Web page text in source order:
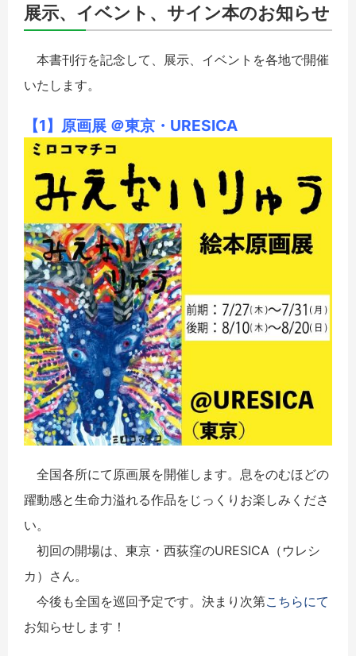
展示、イベント、サイン本のお知らせ
本書刊行を記念して、展示、イベントを各地で開催
いたします。
【1】原画展 ＠東京・URESICA
全国各所にて原画展を開催します。息をのむほどの
躍動感と生命力溢れる作品をじっくりお楽しみくださ
い。
初回の開場は、東京・西荻窪のURESICA（ウレシ
カ）さん。
今後も全国を巡回予定です。決まり次第こちらにて
お知らせします！